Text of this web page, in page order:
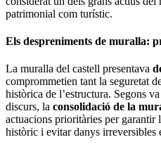
patrimonial com turístic.
Els despreniments de muralla:
La muralla del castell presentava
comprommetien tant la seguretat
històrica de l’estructura. Segons
discurs, la consolidació de la
actuacions prioritàries per garantir
històric i evitar danys irreversibles